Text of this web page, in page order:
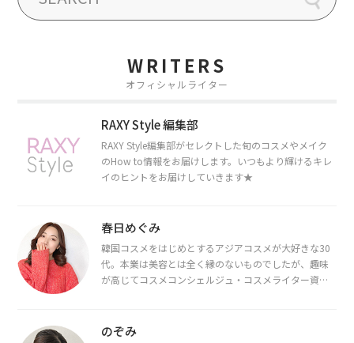
WRITERS
オフィシャルライター
RAXY Style 編集部
RAXY Style編集部がセレクトした旬のコスメやメイク
のHow to情報をお届けします。いつもより輝けるキレ
イのヒントをお届けしていきます★
春日めぐみ
韓国コスメをはじめとするアジアコスメが大好きな30
代。本業は美容とは全く縁のないものでしたが、趣味
が高じてコスメコンシェルジュ・コスメライター資格
断・骨格診断によるイメージコンサルティングも行っ
のぞみ